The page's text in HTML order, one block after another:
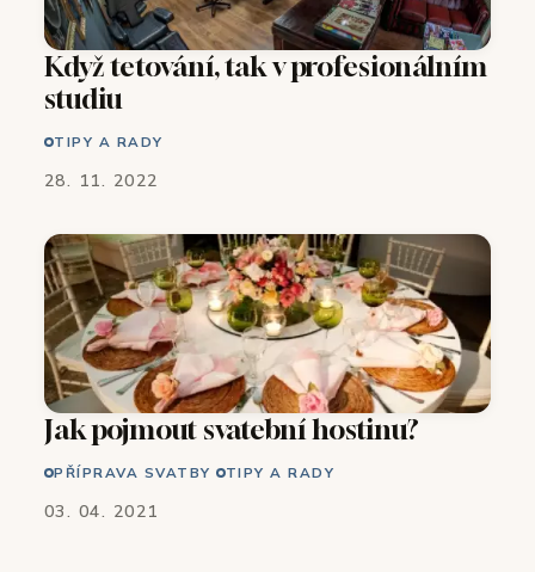
Když tetování, tak v profesionálním
studiu
TIPY A RADY
28. 11. 2022
Jak pojmout svatební hostinu?
PŘÍPRAVA SVATBY TIPY A RADY
03. 04. 2021